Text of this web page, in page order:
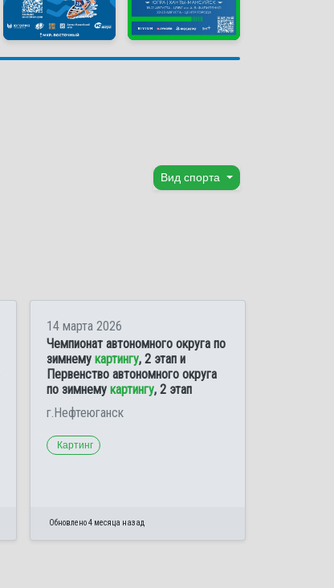
Вид спорта
14 марта 2026
Чемпионат автономного округа по
зимнему картингу, 2 этап и
Первенство автономного округа
по зимнему картингу, 2 этап
г.Нефтеюганск
Картинг
Обновлено 4 месяца назад